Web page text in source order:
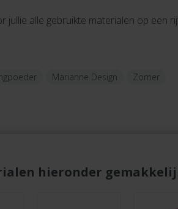
jullie alle gebruikte materialen op een
Marianne Design Zomer
hieronder